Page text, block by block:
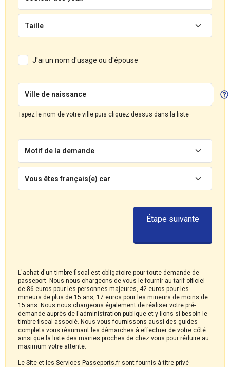
Taille
J'ai un nom d'usage ou d'épouse
Ville de naissance
Tapez le nom de votre ville puis cliquez dessus dans la liste
Motif de la demande
Vous êtes français(e) car
L'achat d'un timbre fiscal est obligatoire pour toute demande de
passeport. Nous nous chargeons de vous le fournir au tarif officiel
de 86 euros pour les personnes majeures, 42 euros pour les
mineurs de plus de 15 ans, 17 euros pour les mineurs de moins de
15 ans. Nous nous chargeons également de réaliser votre pré-
demande auprès de l'administration publique et y lions si besoin le
timbre fiscal associé. Nous vous fournissons aussi des guides
complets vous résumant les démarches à effectuer de votre côté
ainsi que la liste des mairies proches de chez vous pour réduire au
maximum votre attente.
Le Site et les Services Passeports.fr sont fournis à titre privé